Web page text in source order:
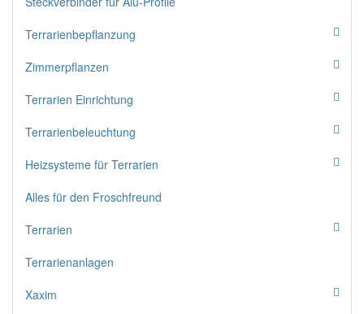
Terrarienbepflanzung
Zimmerpflanzen
Terrarien Einrichtung
Terrarienbeleuchtung
Heizsysteme für Terrarien
Alles für den Froschfreund
Terrarien
Terrarienanlagen
Xaxim